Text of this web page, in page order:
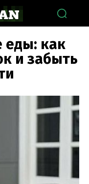
еды: как
и забыть